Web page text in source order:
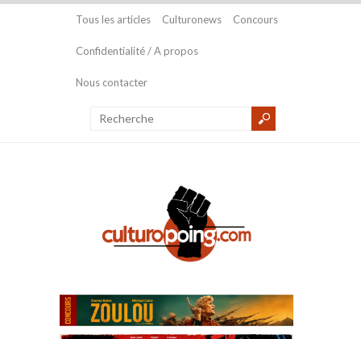
Tous les articles Culturonews Concours
Confidentialité / A propos
Nous contacter